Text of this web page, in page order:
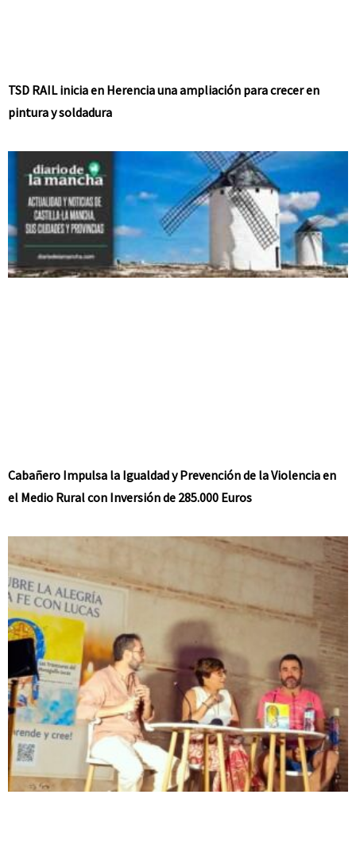
TSD RAIL inicia en Herencia una ampliación para crecer en
pintura y soldadura
Cabañero Impulsa la Igualdad y Prevención de la Violencia en
el Medio Rural con Inversión de 285.000 Euros